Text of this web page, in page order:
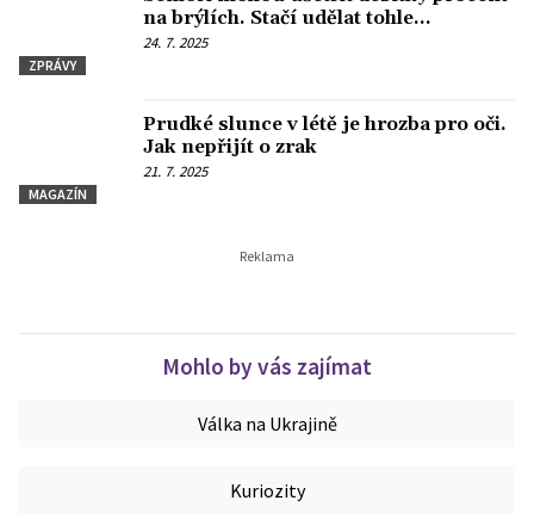
ZPRÁVY
na brýlích. Stačí udělat tohle...
24. 7. 2025
MAGAZÍN
Prudké slunce v létě je hrozba pro oči.
Jak nepřijít o zrak
21. 7. 2025
Mohlo by vás zajímat
Válka na Ukrajině
Kuriozity